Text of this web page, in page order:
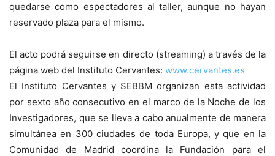
quedarse como espectadores al taller, aunque no hayan
reservado plaza para el mismo.
El acto podrá seguirse en directo (streaming) a través de la
página web del Instituto Cervantes: www.cervantes.es
El Instituto Cervantes y SEBBM organizan esta actividad
por sexto año consecutivo en el marco de la Noche de los
Investigadores, que se lleva a cabo anualmente de manera
simultánea en 300 ciudades de toda Europa, y que en la
Comunidad de Madrid coordina la Fundación para el